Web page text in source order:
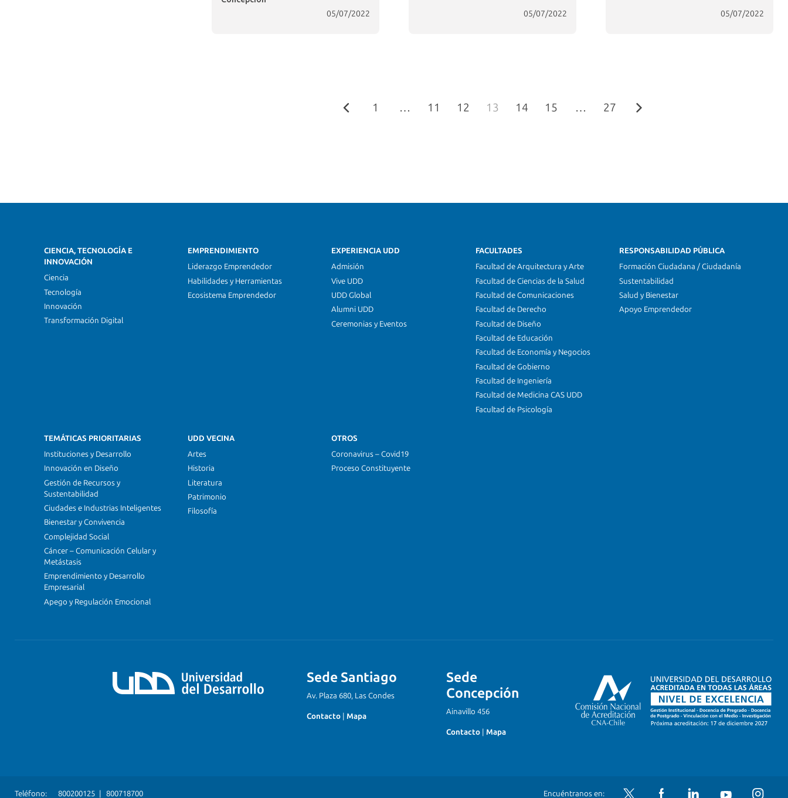
05/07/2022 05/07/2022 05/07/2022
1 … 11 12 13 14 15 … 27
CIENCIA, TECNOLOGÍA E
INNOVACIÓN
Ciencia
Tecnología
Innovación
Transformación Digital
EMPRENDIMIENTO
Liderazgo Emprendedor
Habilidades y Herramientas
Ecosistema Emprendedor
EXPERIENCIA UDD
Admisión
Vive UDD
UDD Global
Alumni UDD
Ceremonias y Eventos
FACULTADES
Facultad de Arquitectura y Arte
Facultad de Ciencias de la Salud
Facultad de Comunicaciones
Facultad de Derecho
Facultad de Diseño
Facultad de Educación
Facultad de Economía y Negocios
Facultad de Gobierno
Facultad de Ingeniería
Facultad de Medicina CAS UDD
Facultad de Psicología
RESPONSABILIDAD PÚBLICA
Formación Ciudadana / Ciudadanía
Sustentabilidad
Salud y Bienestar
Apoyo Emprendedor
TEMÁTICAS PRIORITARIAS
Instituciones y Desarrollo
Innovación en Diseño
Gestión de Recursos y
Sustentabilidad
Ciudades e Industrias Inteligentes
Bienestar y Convivencia
Complejidad Social
Cáncer – Comunicación Celular y
Metástasis
Emprendimiento y Desarrollo
Empresarial
Apego y Regulación Emocional
UDD VECINA
Artes
Historia
Literatura
Patrimonio
Filosofía
OTROS
Coronavirus – Covid19
Proceso Constituyente
Sede Santiago
Av. Plaza 680, Las Condes
Contacto Mapa
Sede
Concepción
Ainavillo 456
Contacto Mapa
Teléfono: 800200125 800718700 Encuéntranos en: Twitter FacebookLinkedIn YouTube Instagram